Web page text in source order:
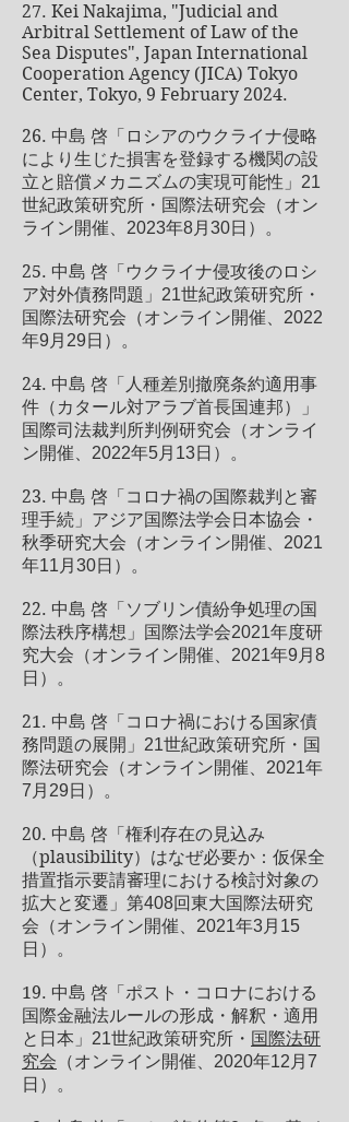
27. Kei Nakajima, "Judicial and
Arbitral Settlement of Law of the
Sea Disputes", Japan International
Cooperation Agency (JICA) Tokyo
Center, Tokyo, 9 February 2024.
26. 中島 啓「ロシアのウクライナ侵略
により生じた損害を登録する機関の設
立と賠償メカニズムの実現可能性」21
世紀政策研究所・国際法研究会（オン
ライン開催、2023年8月30日）。
25. 中島 啓「ウクライナ侵攻後のロシ
ア対外債務問題」21世紀政策研究所・
国際法研究会（オンライン開催、2022
年9月29日）。
24. 中島 啓「人種差別撤廃条約適用事
件（カタール対アラブ首長国連邦）」
国際司法裁判所判例研究会（オンライ
ン開催、2022年5月13日）。
23. 中島 啓「コロナ禍の国際裁判と審
理手続」アジア国際法学会日本協会・
秋季研究大会（オンライン開催、2021
年11月30日）。
22. 中島 啓「ソブリン債紛争処理の国
際法秩序構想」国際法学会2021年度研
究大会（オンライン開催、2021年9月8
日）。
21. 中島 啓「コロナ禍における国家債
務問題の展開」21世紀政策研究所・国
際法研究会（オンライン開催、2021年
7月29日）。
20. 中島 啓「権利存在の見込み
（plausibility）
はなぜ必要か：仮保全
措置指示要請審理における検討対象の
拡大と変遷」第408回東大国際法研究
会（オンライン開催、2021年3月15
日）。
19. 中島 啓「ポスト・コロナにおける
国際金融法ルールの形成・解釈・適用
と日本」21世紀政策研究所・ 国際法研
究会 （オンライン開催、2020年12月7
日）。